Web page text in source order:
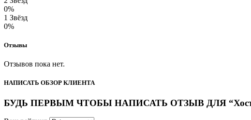
0%
1 Звёзд
0%
Отзывы
Отзывов пока нет.
НАПИСАТЬ ОБЗОР КЛИЕНТА
БУДЬ ПЕРВЫМ ЧТОБЫ НАПИСАТЬ ОТЗЫВ ДЛЯ “Хоста